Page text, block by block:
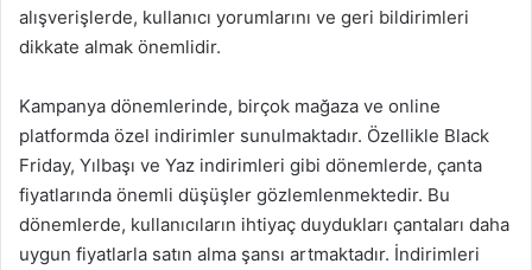
alışverişlerde, kullanıcı yorumlarını ve geri bildirimleri
dikkate almak önemlidir.
Kampanya dönemlerinde, birçok mağaza ve online
platformda özel indirimler sunulmaktadır. Özellikle Black
Friday, Yılbaşı ve Yaz indirimleri gibi dönemlerde, çanta
fiyatlarında önemli düşüşler gözlemlenmektedir. Bu
dönemlerde, kullanıcıların ihtiyaç duydukları çantaları daha
uygun fiyatlarla satın alma şansı artmaktadır. İndirimleri